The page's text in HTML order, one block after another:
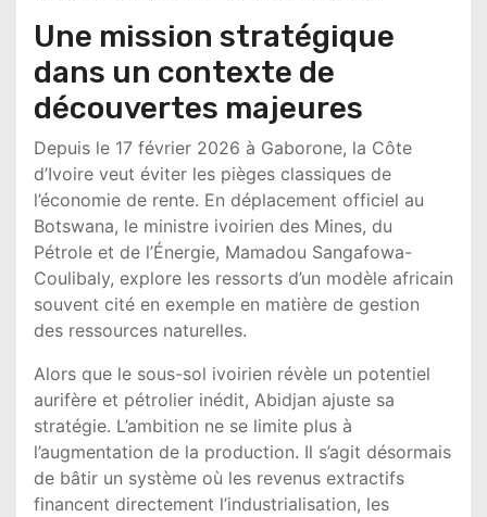
Une mission stratégique
dans un contexte de
découvertes majeures
Depuis le 17 février 2026 à Gaborone, la Côte
d’Ivoire veut éviter les pièges classiques de
l’économie de rente. En déplacement officiel au
Botswana, le ministre ivoirien des Mines, du
Pétrole et de l’Énergie, Mamadou Sangafowa-
Coulibaly, explore les ressorts d’un modèle africain
souvent cité en exemple en matière de gestion
des ressources naturelles.
Alors que le sous-sol ivoirien révèle un potentiel
aurifère et pétrolier inédit, Abidjan ajuste sa
stratégie. L’ambition ne se limite plus à
l’augmentation de la production. Il s’agit désormais
de bâtir un système où les revenus extractifs
financent directement l’industrialisation, les